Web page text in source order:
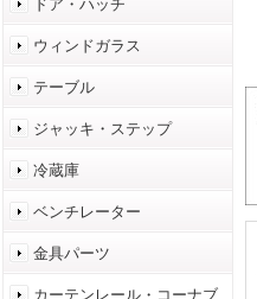
ドア・ハッチ
ウィンドガラス
テーブル
ジャッキ・ステップ
冷蔵庫
ベンチレーター
金具パーツ
カーテンレール・コーナブ